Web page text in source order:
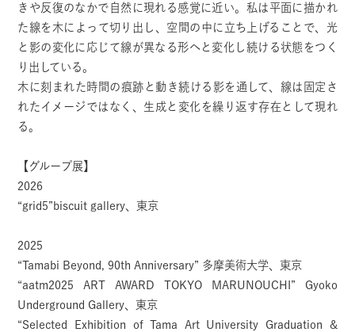
きや反復のなかで自然に現れる感覚に近い。私は平面に描かれ
た線を木によって切り出し、空間の中に立ち上げることで、光
と影の変化に応じて線が異なる形へと変化し続ける状態をつく
り出している。
木に刻まれた時間の痕跡と動き続ける影を通して、線は固定さ
れたイメージではなく、生成と変化を繰り返す存在として現れ
る。
【グループ展】
2026
“grid5”biscuit gallery、東京
2025
“Tamabi Beyond, 90th Anniversary” 多摩美術大学、東京
“aatm2025 ART AWARD TOKYO MARUNOUCHI” Gyoko
Underground Gallery、東京
“Selected Exhibition of Tama Art University Graduation &